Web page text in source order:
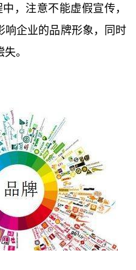
，注意不能虚假宣传，
响企业的品牌形象，同时
。